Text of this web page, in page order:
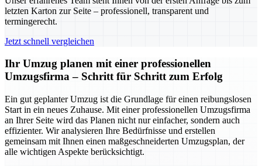
letzten Karton zur Seite – professionell, transparent und
termingerecht.
Jetzt schnell vergleichen
Ihr Umzug planen mit einer professionellen
Umzugsfirma – Schritt für Schritt zum Erfolg
Ein gut geplanter Umzug ist die Grundlage für einen reibungslosen
Start in ein neues Zuhause. Mit einer professionellen Umzugsfirma
an Ihrer Seite wird das Planen nicht nur einfacher, sondern auch
effizienter. Wir analysieren Ihre Bedürfnisse und erstellen
gemeinsam mit Ihnen einen maßgeschneiderten Umzugsplan, der
alle wichtigen Aspekte berücksichtigt.